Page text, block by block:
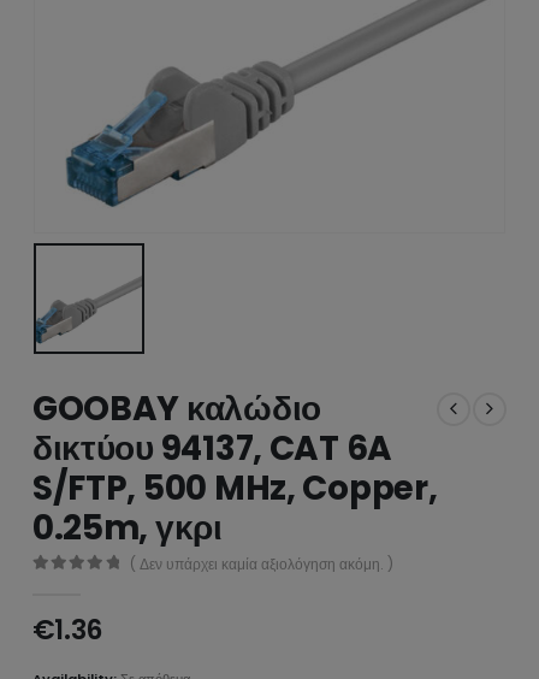
GOOBAY καλώδιο
δικτύου 94137, CAT 6A
S/FTP, 500 MHz, Copper,
0.25m, γκρι
( Δεν υπάρχει καμία αξιολόγηση ακόμη. )
€1.36